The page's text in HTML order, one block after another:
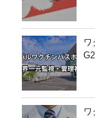
ワ
ワ